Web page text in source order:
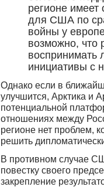
регионе имеет
для США по
войны у
возможно, что
воспринимать
инициативы с
Однако если в
улучшится, Арктика и
потенциальной
отношениях между
регионе нет проблем,
решить
В противном случае
повестку своего
закрепление